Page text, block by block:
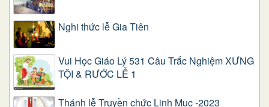
Nghi thức lễ Gia Tiên
Vui Học Giáo Lý 531 Câu Trắc Nghiệm XƯNG
TỘI & RƯỚC LỄ 1
Thánh lễ Truyền chức Linh Mục -2023